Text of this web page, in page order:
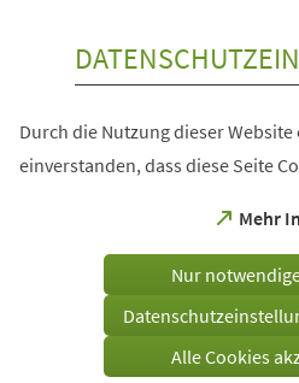
Durch die Nutzung dieser
einverstanden, dass diese Seite
Mehr
(Öffnet
einem
Tab)
Nur
Alle Cookies